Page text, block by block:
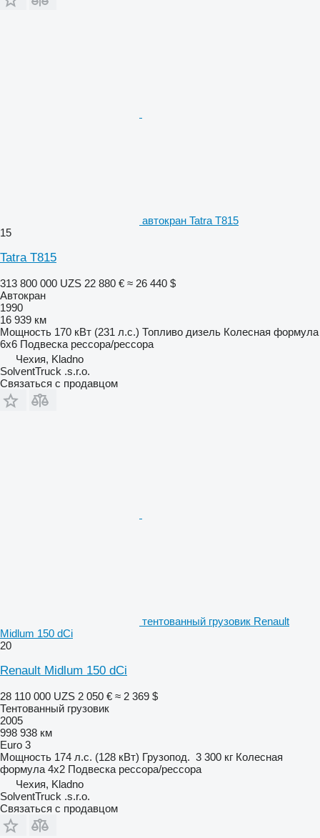
автокран Tatra T815
15
Tatra T815
313 800 000 UZS 22 880 € ≈ 26 440 $
Автокран
1990
16 939 км
Мощность 170 кВт (231 л.с.) Топливо дизель Колесная формула
6x6 Подвеска рессора/рессора
Чехия, Kladno
SolventTruck .s.r.o.
Связаться с продавцом
тентованный грузовик Renault
Midlum 150 dCi
20
Renault Midlum 150 dCi
28 110 000 UZS 2 050 € ≈ 2 369 $
Тентованный грузовик
2005
998 938 км
Euro 3
Мощность 174 л.с. (128 кВт) Грузопод. 3 300 кг Колесная
формула 4x2 Подвеска рессора/рессора
Чехия, Kladno
SolventTruck .s.r.o.
Связаться с продавцом